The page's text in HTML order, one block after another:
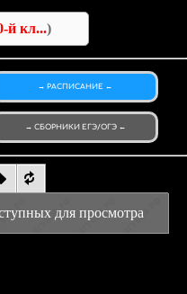
й кл...)
РАСПИСАНИЕ
СБОРНИКИ ЕГЭ/ОГЭ
для просмотра